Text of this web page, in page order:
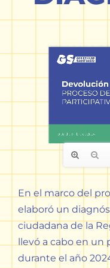
En el marco del
elaboró un
ciudadana de la
llevó a cabo en un
durante el año